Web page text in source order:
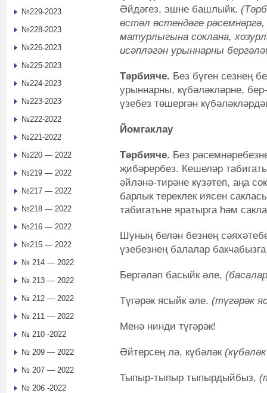
Әйдәгез, эшне башлыйк. (Т
өстәл өстендәге
матурлыгына соклана,
исәпләгән урыннарны
Тәрбияче. Без бүген сезнең
урыннарны, күбәләкләрне,
үзебез төшергән
Йомгаклау
Тәрбияче. Без
җибәрербез. Кешеләр
әйләнә-тирәне күзәтеп, аңа
барлык тереклек иясен
табигатьне яратырга һәм
Шуның белән безнең
үзебезнең балалар
Бергәләп басыйк әле,
Түгәрәк ясыйк әле. (түгәрәк
Менә нинди түгәрәк!
Әйтерсең лә, күбәләк
Тыпыр-тыпыр тыпырдыйбыз,
№229-2023
№228-2023
№226-2023
№225-2023
№224-2023
№223-2023
№222-2022
№221-2022
№220 — 2022
№219 — 2022
№217 — 2022
№218 — 2022
№216 — 2022
№215 — 2022
№ 214 — 2022
№ 213 — 2022
№ 212 — 2022
№ 211 — 2022
№ 210 -2022
№ 209 — 2022
№ 207 — 2022
№ 206 -2022